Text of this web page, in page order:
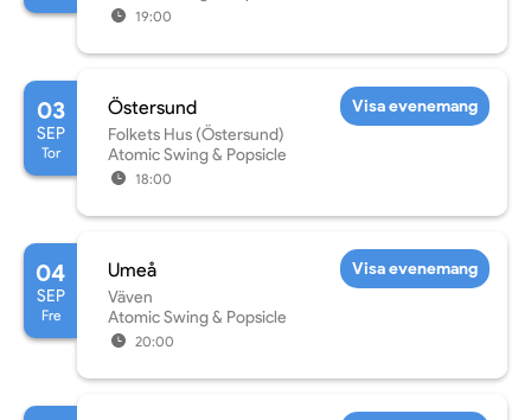
19:00
03
SEP
Tor
Östersund
Folkets Hus (Östersund)
Atomic Swing & Popsicle
18:00
Visa evenemang
04
SEP
Fre
Umeå
Väven
Atomic Swing & Popsicle
20:00
Visa evenemang